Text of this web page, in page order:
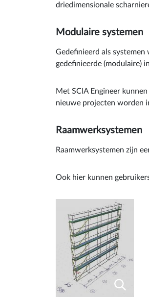
driedimensionale
Modulaire systemen
Gedefinieerd als
gedefinieerde (modulaire)
Met SCIA Engineer
nieuwe projecten worden
Raamwerksystemen
Raamwerksystemen zijn
Ook hier kunnen